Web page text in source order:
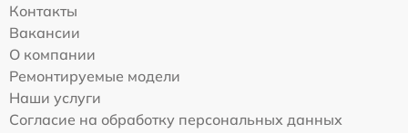
Контакты
Вакансии
О компании
Ремонтируемые модели
Наши услуги
Согласие на обработку персональных данных